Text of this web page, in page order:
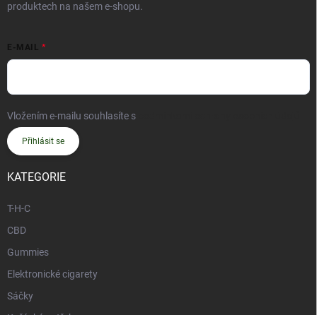
produktech na našem e-shopu.
E-MAIL
Vložením e-mailu souhlasíte s
Přihlásit se
KATEGORIE
T-H-C
CBD
Gummies
Elektronické cigarety
Sáčky